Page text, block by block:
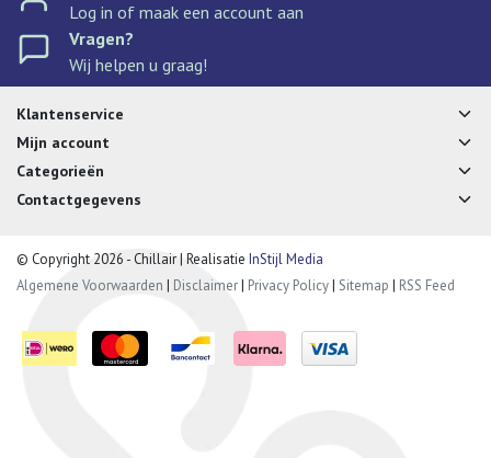
Log in of maak een account aan
Vragen?
Wij helpen u graag!
Klantenservice
Mijn account
Categorieën
Contactgegevens
© Copyright 2026 - Chillair | Realisatie InStijl Media
Algemene Voorwaarden | Disclaimer| Privacy Policy| Sitemap | RSS Feed